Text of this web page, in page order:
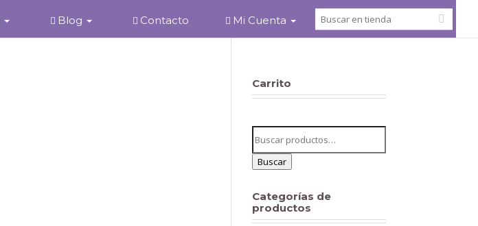
Blog Contacto Mi Cuenta
Carrito
por:
Buscar
Categorías de
productos